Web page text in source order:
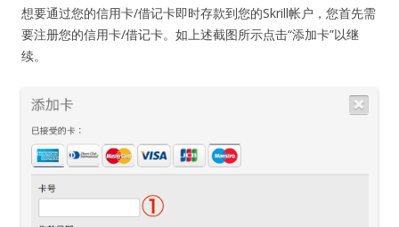
想要通过您的信用卡/借记卡即时存款到您的Skrill帐户，您首先需
要注册您的信用卡/借记卡。如上述截图所示点击“添加卡”以继
续。